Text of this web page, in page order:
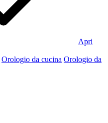
Apri
Orologio da cucina Orologio da